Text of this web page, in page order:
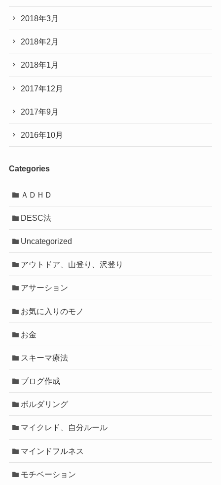
2018年3月
2018年2月
2018年1月
2017年12月
2017年9月
2016年10月
Categories
ＡＤＨＤ
DESC法
Uncategorized
アウトドア、山登り、沢登り
アサーション
お気に入りのモノ
お金
スキーマ療法
ブログ作成
ボルダリング
マイクレド、自分ルール
マインドフルネス
モチベーション